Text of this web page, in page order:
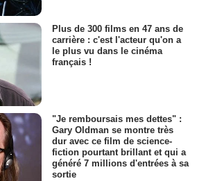
Plus de 300 films en 47 ans de
carrière : c'est l'acteur qu'on a
le plus vu dans le cinéma
français !
"Je remboursais mes dettes" :
Gary Oldman se montre très
dur avec ce film de science-
fiction pourtant brillant et qui a
généré 7 millions d'entrées à sa
sortie